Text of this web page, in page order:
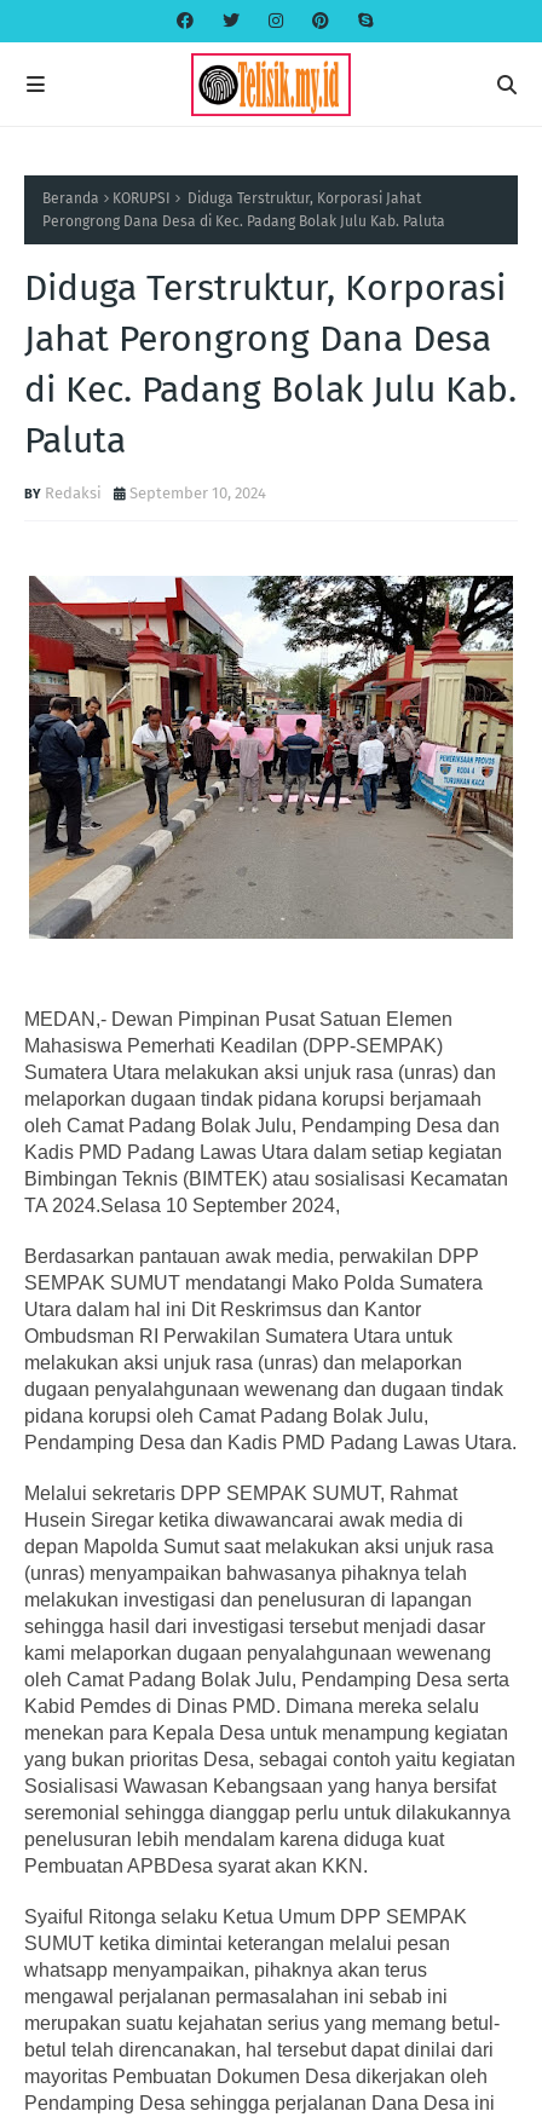
Beranda KORUPSI
Diduga Terstruktur, Korporasi Jahat
Perongrong Dana Desa di Kec. Padang Bolak Julu Kab. Paluta
Diduga Terstruktur, Korporasi
Jahat Perongrong Dana Desa
di Kec. Padang Bolak Julu Kab.
Paluta
Redaksi September 10, 2024
MEDAN,- Dewan Pimpinan Pusat Satuan Elemen
Mahasiswa Pemerhati Keadilan (DPP-SEMPAK)
Sumatera Utara melakukan aksi unjuk rasa (unras) dan
melaporkan dugaan tindak pidana korupsi berjamaah
oleh Camat Padang Bolak Julu, Pendamping Desa dan
Kadis PMD Padang Lawas Utara dalam setiap kegiatan
Bimbingan Teknis (BIMTEK) atau sosialisasi Kecamatan
TA 2024.Selasa 10 September 2024,
Berdasarkan pantauan awak media, perwakilan DPP
SEMPAK SUMUT mendatangi Mako Polda Sumatera
Utara dalam hal ini Dit Reskrimsus dan Kantor
Ombudsman RI Perwakilan Sumatera Utara untuk
melakukan aksi unjuk rasa (unras) dan melaporkan
dugaan penyalahgunaan wewenang dan dugaan tindak
pidana korupsi oleh Camat Padang Bolak Julu,
Pendamping Desa dan Kadis PMD Padang Lawas Utara.
Melalui sekretaris DPP SEMPAK SUMUT, Rahmat
Husein Siregar ketika diwawancarai awak media di
depan Mapolda Sumut saat melakukan aksi unjuk rasa
(unras) menyampaikan bahwasanya pihaknya telah
melakukan investigasi dan penelusuran di lapangan
sehingga hasil dari investigasi tersebut menjadi dasar
kami melaporkan dugaan penyalahgunaan wewenang
oleh Camat Padang Bolak Julu, Pendamping Desa serta
Kabid Pemdes di Dinas PMD. Dimana mereka selalu
menekan para Kepala Desa untuk menampung kegiatan
yang bukan prioritas Desa, sebagai contoh yaitu kegiatan
Sosialisasi Wawasan Kebangsaan yang hanya bersifat
seremonial sehingga dianggap perlu untuk dilakukannya
penelusuran lebih mendalam karena diduga kuat
Pembuatan APBDesa syarat akan KKN.
Syaiful Ritonga selaku Ketua Umum DPP SEMPAK
SUMUT ketika dimintai keterangan melalui pesan
whatsapp menyampaikan, pihaknya akan terus
mengawal perjalanan permasalahan ini sebab ini
merupakan suatu kejahatan serius yang memang betul-
betul telah direncanakan, hal tersebut dapat dinilai dari
mayoritas Pembuatan Dokumen Desa dikerjakan oleh
Pendamping Desa sehingga perjalanan Dana Desa ini